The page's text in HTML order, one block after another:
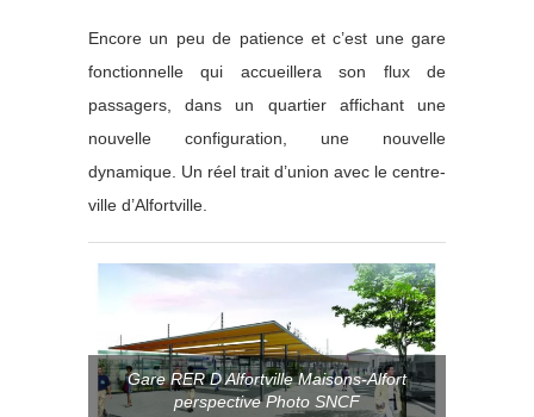
Encore un peu de patience et c’est une gare
fonctionnelle qui accueillera son flux de
passagers, dans un quartier affichant une
nouvelle configuration, une nouvelle
dynamique. Un réel trait d’union avec le centre-
ville d’Alfortville.
Gare RER D Alfortville Maisons-Alfort
perspective Photo SNCF